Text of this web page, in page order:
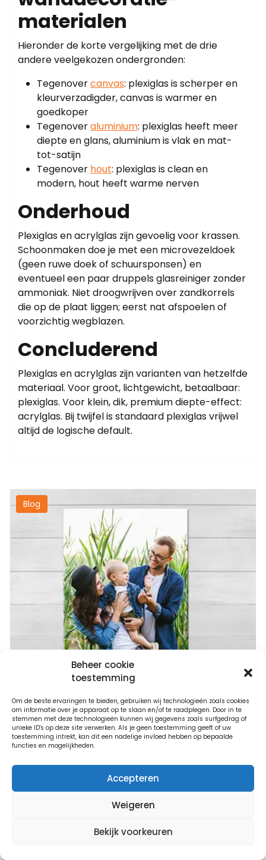
Beheer cookie
toestemming
Om de beste ervaringen te bieden, gebruiken wij technologieën zoals cookies
om informatie over je apparaat op te slaan en/of te raadplegen. Door in te
stemmen met deze technologieën kunnen wij gegevens zoals surfgedrag of
unieke ID's op deze site verwerken. Als je geen toestemming geeft of uw
toestemming intrekt, kan dit een nadelige invloed hebben op bepaalde
functies en mogelijkheden.
Accepteren
Weigeren
Bekijk voorkeuren
materialen
Hieronder de korte vergelijking met de drie
andere veelgekozen ondergronden:
Tegenovercanvas: plexiglas is scherper en
kleurverzadigder, canvas is warmer en
goedkoper
Tegenoveraluminium: plexiglas heeft meer
diepte en glans, aluminium is vlak en mat-
tot-satijn
Tegenover hout: plexiglas is clean en
modern, hout heeft warme nerven
Onderhoud
Plexiglas en acrylglas zijn gevoelig voor krassen.
Schoonmaken doe je met een microvezeldoek
(geen ruwe doek of schuursponsen) en
eventueel een paar druppels glasreiniger zonder
ammoniak. Niet droogwrijven over zandkorrels
die op de plaat liggen; eerst nat afspoelen of
voorzichtig wegblazen.
Concluderend
Plexiglas en acrylglas zijn varianten van hetzelfde
materiaal. Voor groot, lichtgewicht, betaalbaar:
plexiglas. Voor klein, dik, premium diepte-effect:
acrylglas. Bij twijfel is standaard plexiglas vrijwel
altijd de logische default.
Blog
Welke maat foto past boven jouw
bank? Praktische maatkeuze per type
Vuistregel: 2/3 van de
breedte van het